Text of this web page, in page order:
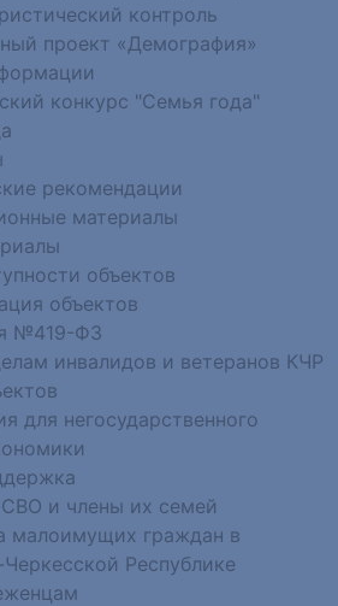
контроль
проект «Демография»
конкурс "Семья года"
рекомендации
материалы
объектов
объектов
№419-ФЗ
инвалидов и ветеранов КЧР
для негосударственного
СВО и члены их семей
малоимущих граждан в
Республике